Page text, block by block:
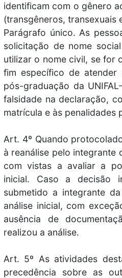
identificam com o gênero
(transgêneros, transexuais
Parágrafo único. As
solicitação de nome
utilizar o nome civil, se for
fim específico de atender
pós-graduação da
falsidade na declaração,
matrícula e às penalidades
Art. 4º Quando
à reanálise pelo integrante
com vistas a avaliar a
inicial. Caso a decisão
submetido a integrante
análise inicial, com
ausência de
realizou a análise.
Art. 5º As atividades
precedência sobre as